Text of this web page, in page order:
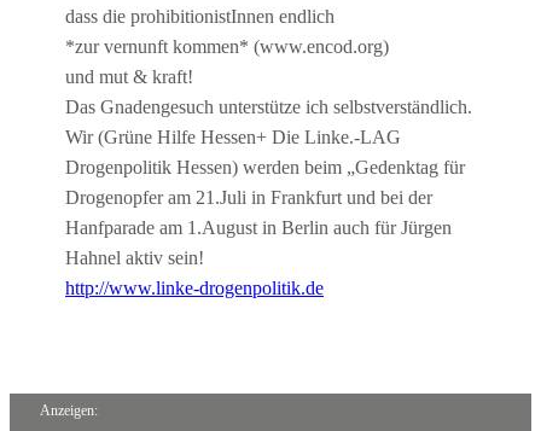
dass die prohibitionistInnen endlich
*zur vernunft kommen* (www.encod.org)
und mut & kraft!
Das Gnadengesuch unterstütze ich selbstverständlich.
Wir (Grüne Hilfe Hessen+ Die Linke.-LAG
Drogenpolitik Hessen) werden beim „Gedenktag für
Drogenopfer am 21.Juli in Frankfurt und bei der
Hanfparade am 1.August in Berlin auch für Jürgen
Hahnel aktiv sein!
http://www.linke-drogenpolitik.de
Anzeigen: